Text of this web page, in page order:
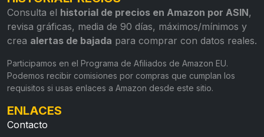
Consulta el historial de precios en Amazon por ASIN,
revisa gráficas, media de 90 días, máximos/mínimos y
crea alertas de bajada para comprar con datos reales.
Participamos en el Programa de Afiliados de Amazon EU.
Podemos recibir comisiones por compras que cumplan los
requisitos si usas enlaces a Amazon desde este sitio.
ENLACES
Contacto